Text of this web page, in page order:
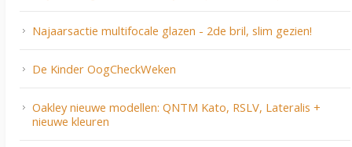
Najaarsactie multifocale glazen - 2de bril, slim gezien!
De Kinder OogCheckWeken
Oakley nieuwe modellen: QNTM Kato, RSLV, Lateralis +
nieuwe kleuren